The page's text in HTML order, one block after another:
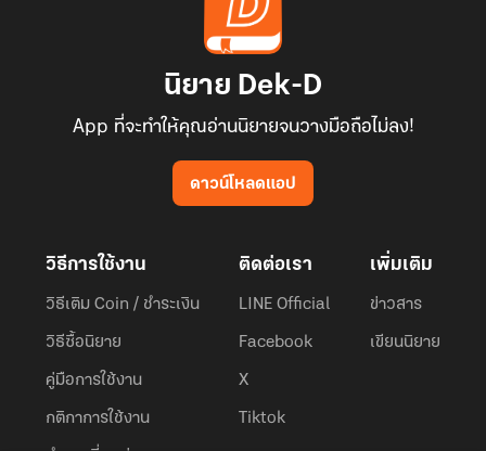
นิยาย Dek-D
App ที่จะทำให้คุณอ่านนิยายจนวางมือถือไม่ลง!
ดาวน์โหลดแอป
วิธีการใช้งาน
วิธีเติม Coin / ชำระเงิน
วิธีซื้อนิยาย
คู่มือการใช้งาน
กติกาการใช้งาน
ติดต่อเรา
LINE Official
Facebook
X
Tiktok
เพิ่มเติม
ข่าวสาร
เขียนนิยาย